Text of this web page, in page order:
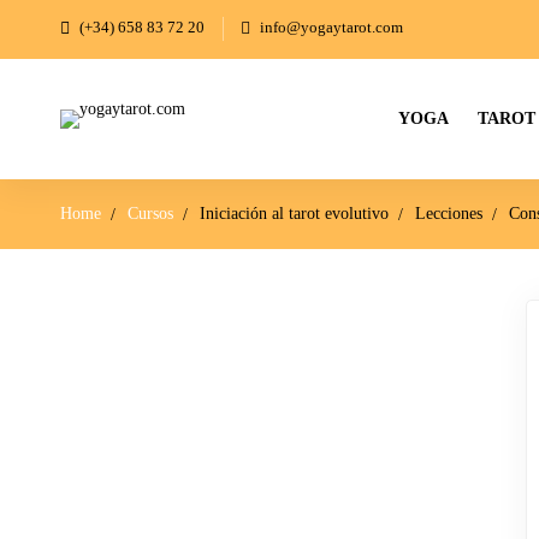
(+34) 658 83 72 20 info@yogaytarot.com
YOGA TAROT
Home Cursos Iniciación al tarot evolutivo Lecciones